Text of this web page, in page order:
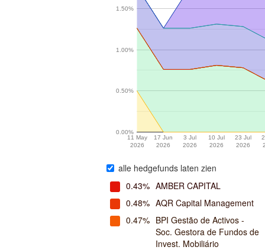
11 May
2026
17 Jun
2026
3 Jul
2026
10 Jul
2026
23 Jul
2026
0.00%
0.50%
1.00%
1.50%
alle hedgefunds laten zien
0.43% AMBER CAPITAL
0.48% AQR Capital Management
0.47% BPI Gestão de Activos -
Soc. Gestora de Fundos de
Invest. Mobiliário